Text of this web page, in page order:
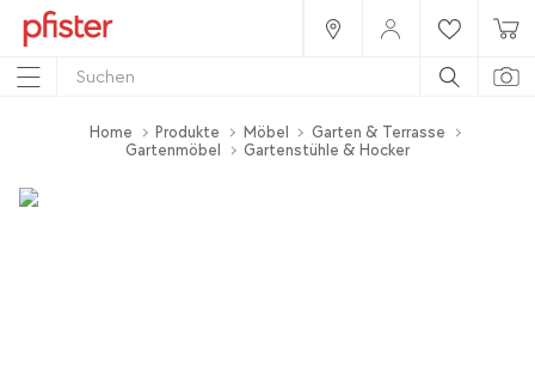
Home Produkte Möbel
Garten & Terrasse
Gartenmöbel
Gartenstühle & Hocker